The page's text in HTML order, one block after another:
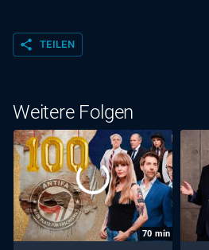
share TEILEN
Weitere Folgen
70 min